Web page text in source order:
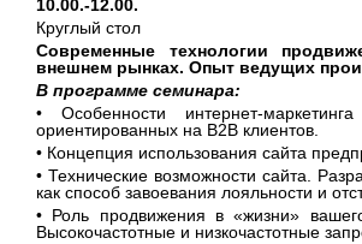
10.00.-12.00.
Круглый стол
Современные технологии
внешнем рынках. Опыт ведущих
В программе семинара:
• Особенности интернет-
ориентированных на B2B клиентов.
• Концепция использования сайта
• Технические возможности сайта.
как способ завоевания лояльности и
• Роль продвижения в «жизни»
Высокочастотные и низкочастотные